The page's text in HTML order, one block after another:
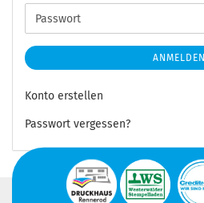
Adresse
Passwort
ANMELDEN
Konto erstellen
Passwort vergessen?